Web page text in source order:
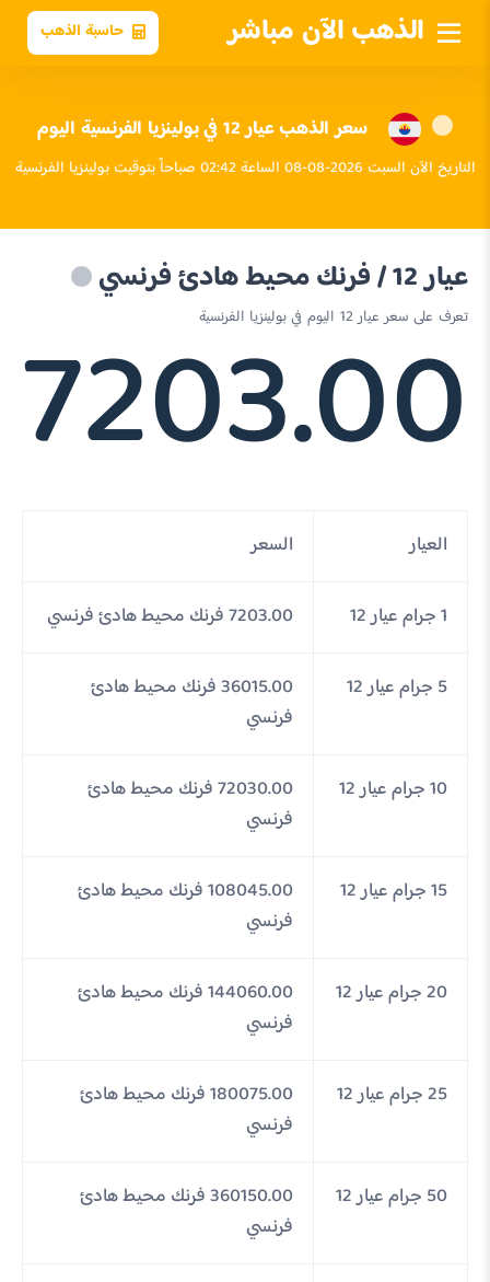
الذهب الآن مباشر حاسبة الذهب
سعر الذهب عيار 12 في بولينزيا الفرنسية اليوم
التاريخ الآن السبت 2026-08-08 الساعة 02:42 صباحاً بتوقيت بولينزيا الفرنسية
عيار 12 / فرنك محيط هادئ فرنسي
تعرف على سعر عيار 12 اليوم في بولينزيا الفرنسية
7203.00
العيار السعر
1 جرام عيار 12 7203.00 فرنك محيط هادئ فرنسي
5 جرام عيار 12
36015.00 فرنك محيط هادئ
فرنسي
10 جرام عيار 12
72030.00 فرنك محيط هادئ
فرنسي
15 جرام عيار 12
108045.00 فرنك محيط هادئ
فرنسي
20 جرام عيار 12
144060.00 فرنك محيط هادئ
فرنسي
25 جرام عيار 12
180075.00 فرنك محيط هادئ
فرنسي
50 جرام عيار 12
360150.00 فرنك محيط هادئ
فرنسي